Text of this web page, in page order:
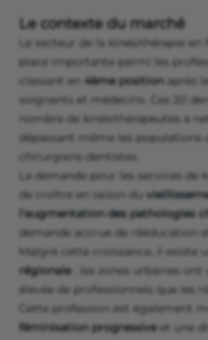
Le contexte du marché
Le secteur de la kinésithérapie en
place importante parmi les
classant en 4ème position après
soignants et médecins. Ces 20
nombre de kinésithérapeutes a
dépassant même les populations
chirurgiens-dentistes.
La demande pour les services
de croître en raison du
l'augmentation des pathologies
demande accrue de rééducation
Malgré cette croissance, il existe
régionale: les zones urbaines ont
élevée de professionnels que les
Cette profession est également
féminisation progressiveet une